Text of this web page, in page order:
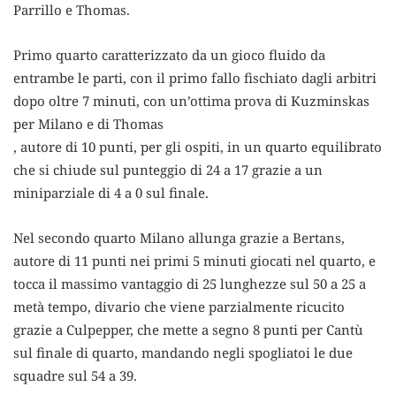
Parrillo e Thomas.
Primo quarto caratterizzato da un gioco fluido da
entrambe le parti, con il primo fallo fischiato dagli arbitri
dopo oltre 7 minuti, con un’ottima prova di Kuzminskas
per Milano e di Thomas
, autore di 10 punti, per gli ospiti, in un quarto equilibrato
che si chiude sul punteggio di 24 a 17 grazie a un
miniparziale di 4 a 0 sul finale.
Nel secondo quarto Milano allunga grazie a Bertans,
autore di 11 punti nei primi 5 minuti giocati nel quarto, e
tocca il massimo vantaggio di 25 lunghezze sul 50 a 25 a
metà tempo, divario che viene parzialmente ricucito
grazie a Culpepper, che mette a segno 8 punti per Cantù
sul finale di quarto, mandando negli spogliatoi le due
squadre sul 54 a 39.